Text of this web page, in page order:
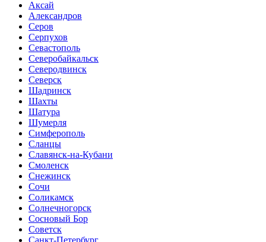
Аксай
Александров
Серов
Серпухов
Севастополь
Северобайкальск
Северодвинск
Северск
Шадринск
Шахты
Шатура
Шумерля
Симферополь
Сланцы
Славянск-на-Кубани
Смоленск
Снежинск
Сочи
Соликамск
Солнечногорск
Сосновый Бор
Советск